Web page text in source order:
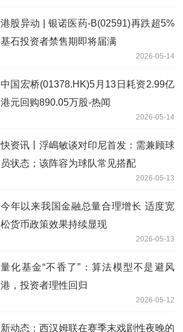
港股异动 | 银诺医药-B(02591)再跌超5%
基石投资者禁售期即将届满
2026-05-14
中国宏桥(01378.HK)5月13日耗资2.99亿
港元回购890.05万股-热闻
2026-05-14
快资讯丨浮嶋敏谈对印尼首发：需兼顾球
员状态；该阵容为球队常见搭配
2026-05-13
今年以来我国金融总量合理增长 适度宽
松货币政策效果持续显现
2026-05-13
量化基金“不香了”：算法模型不是避风
港，投资者理性回归
2026-05-12
新动态：西汉姆联在赛季末戏剧性夜晚的